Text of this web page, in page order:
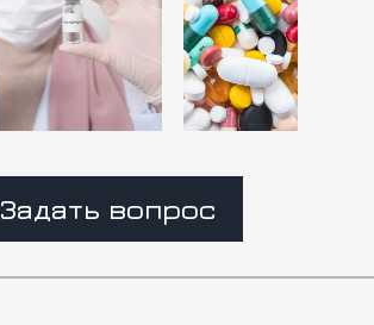
Задать вопрос
Видео Блог
Вебинар